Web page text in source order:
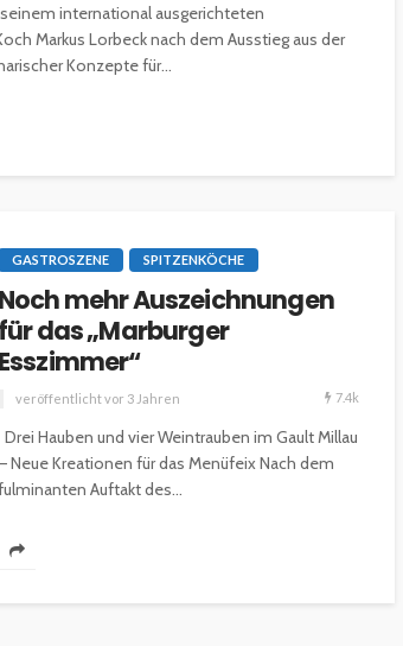
international ausgerichteten
Markus Lorbeck nach dem Ausstieg aus der
Konzepte für...
GASTROSZENE SPITZENKÖCHE
Noch mehr Auszeichnungen
für das „Marburger
Esszimmer“
veröffentlicht vor 3 Jahren 7.4k
Drei Hauben und vier Weintrauben im Gault Millau
Neue Kreationen für das Menüfeix Nach dem
Auftakt des...